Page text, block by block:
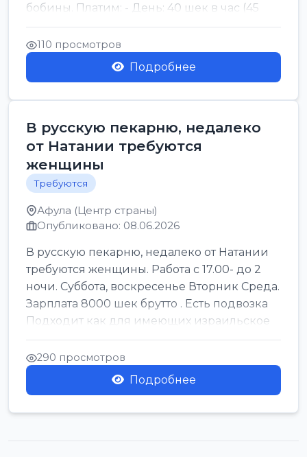
бобины. Платим: - День: 40 шек в час (45
для синих бумаг и виз) -...
110 просмотров
Подробнее
В русскую пекарню, недалеко
от Натании требуются
женщины
Требуются
Афула (Центр страны)
Опубликовано: 08.06.2026
В русскую пекарню, недалеко от Натании
требуются женщины. Работа с 17.00- до 2
ночи. Суббота, воскресенье Вторник Среда.
Зарплата 8000 шек брутто . Есть подвозка
Подходит как для имеющих израильское
г...
290 просмотров
Подробнее